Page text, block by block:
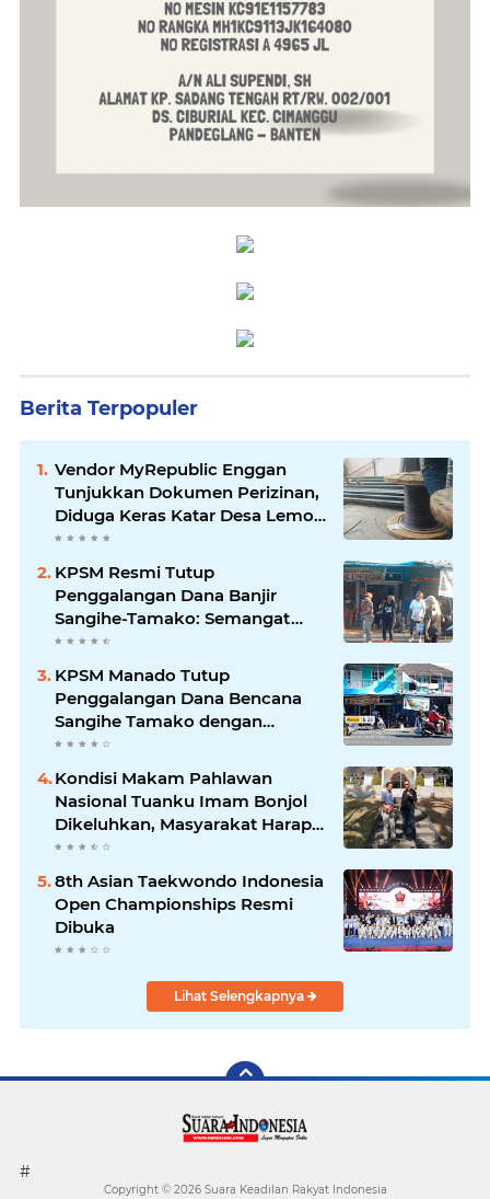
Berita Terpopuler
Vendor MyRepublic Enggan
Tunjukkan Dokumen Perizinan,
Diduga Keras Katar Desa Lemo
Disebut Handle Kordinasi
KPSM Resmi Tutup
Penggalangan Dana Banjir
Sangihe-Tamako: Semangat
Kebersamaan & Solidaritas
Tetap Terjaga
KPSM Manado Tutup
Penggalangan Dana Bencana
Sangihe Tamako dengan
Semangat Tinggi, Dihadiri
Banyak Seniman Ibu Kota
Kondisi Makam Pahlawan
Nasional Tuanku Imam Bonjol
Dikeluhkan, Masyarakat Harap
Pemerintah Segera Lakukan
Pembenahan
8th Asian Taekwondo Indonesia
Open Championships Resmi
Dibuka
Lihat Selengkapnya
#
Copyright © 2026 Suara Keadilan Rakyat Indonesia